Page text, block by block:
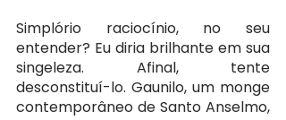
Simplório raciocínio, no seu
entender? Eu diria brilhante em sua
singeleza. Afinal, tente
desconstituí-lo. Gaunilo, um monge
contemporâneo de Santo Anselmo,